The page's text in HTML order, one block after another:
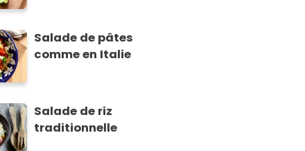
Salade de pâtes
comme en Italie
Salade de riz
traditionnelle